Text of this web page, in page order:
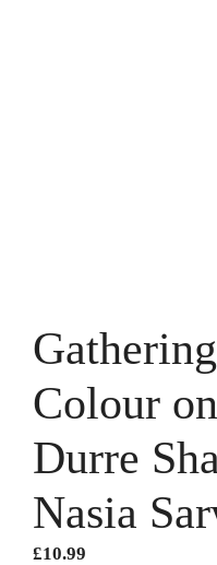
Colour
Durre
Nasia
£10.99